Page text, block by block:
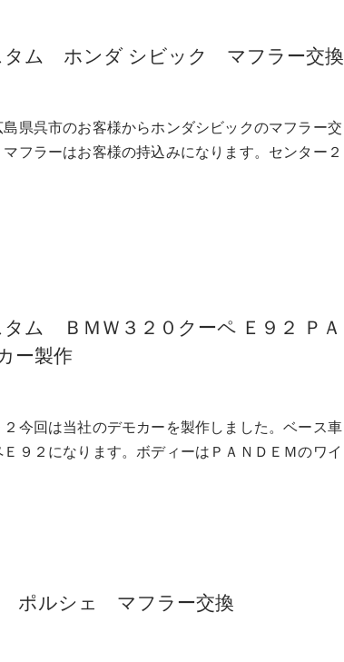
タム ホンダ シビック マフラー交換
県呉市のお客様からホンダシビックのマフラー交
フラーはお客様の持込みになります。センター２
ム ＢＭＷ３２０クーペ Ｅ９２ ＰＡ
ー製作
今回は当社のデモカーを製作しました。ベース車
９２になります。ボディーはＰＡＮＤＥＭのワイ
ポルシェ マフラー交換